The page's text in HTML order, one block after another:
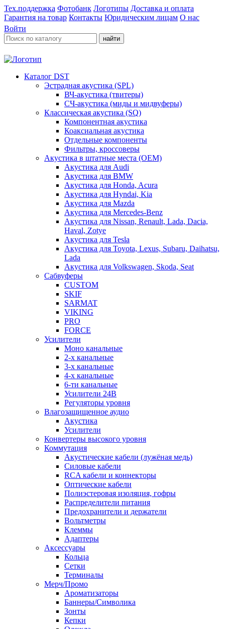
Тех.поддержка Фотобанк Логотипы Доставка и оплата
Гарантия на товар Контакты Юридическим лицам О нас
Войти
найти
Каталог DST
Эстрадная акустика (SPL)
ВЧ-акустика (твитеры)
СЧ-акустика (миды и мидвуферы)
Классическая акустика (SQ)
Компонентная акустика
Коаксиальная акустика
Отдельные компоненты
Фильтры, кроссоверы
Акустика в штатные места (OEM)
Акустика для Audi
Акустика для BMW
Акустика для Honda, Acura
Акустика для Hyndai, Kia
Акустика для Mazda
Акустика для Mercedes-Benz
Акустика для Nissan, Renault, Lada, Dacia,
Haval, Zotye
Акустика для Tesla
Акустика для Toyota, Lexus, Subaru, Daihatsu,
Lada
Акустика для Volkswagen, Skoda, Seat
Сабвуферы
CUSTOM
SKIF
SARMAT
VIKING
PRO
FORCE
Усилители
Моно канальные
2-х канальные
3-х канальные
4-х канальные
6-ти канальные
Усилители 24В
Регуляторы уровня
Влагозащищенное аудио
Акустика
Усилители
Конвертеры высокого уровня
Коммутация
Акустические кабели (лужёная медь)
Силовые кабели
RCA кабели и коннекторы
Оптические кабели
Полиэстеровая изоляция, гофры
Распределители питания
Предохранители и держатели
Вольтметры
Клеммы
Адаптеры
Аксессуары
Кольца
Сетки
Терминалы
Мерч/Промо
Ароматизаторы
Баннеры/Символика
Зонты
Кепки